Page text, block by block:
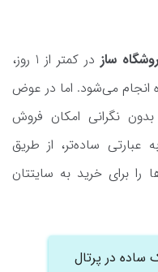
ساز در کمتر از 1 روز،
انجام می‌شود. اما در عوض
نگرانی امکان فروش
عبارتی ساده‌تر، از طریق
برای خرید به سایتتان
در پرتال